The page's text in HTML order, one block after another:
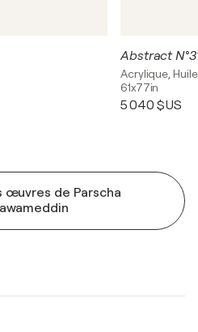
Abstract
Acrylique,
61x77in
5 040 $US
œuvres de Parscha